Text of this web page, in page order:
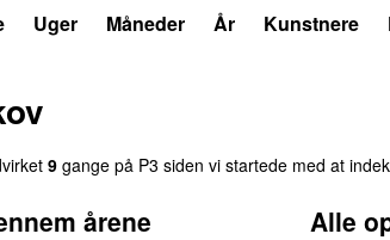
Uger Måneder År Kunstnere
9 gange på P3 siden vi startede med at
årene Alle